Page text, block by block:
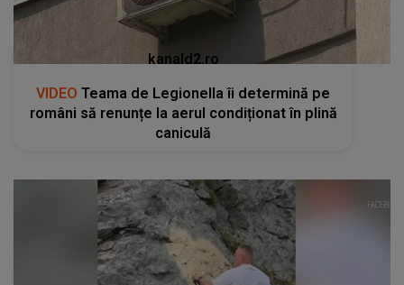
kanald2.ro
VIDEO Teama de Legionella îi determină pe
români să renunțe la aerul condiționat în plină
caniculă